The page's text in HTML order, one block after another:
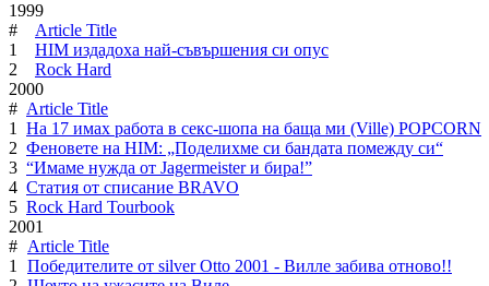
1999
#
Article Title
1
HIM издадоха най-съвършения си опус
2
Rock Hard
2000
# Article Title
1
На 17 имах работа в секс-шопа на баща ми (Ville) POPCORN
2 Феновете на HIM: „Поделихме си бандата помежду си“
3 “Имаме нужда от Jagermeister и бира!”
4 Статия от списание BRAVO
5 Rock Hard Tourbook
2001
# Article Title
1
Победителите от silver Otto 2001 - Вилле забива отново!!